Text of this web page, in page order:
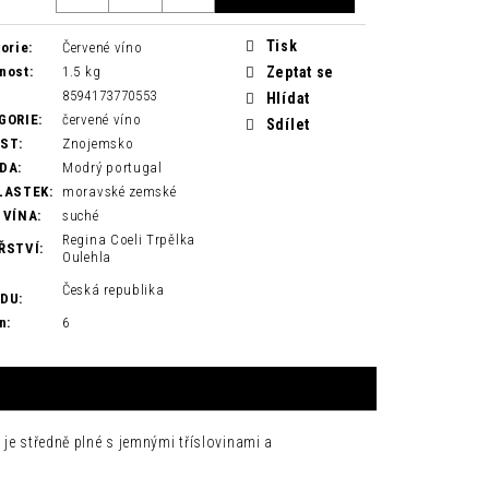
:
Červené víno
:
1.5 kg
8594173770553
:
červené víno
:
Znojemsko
:
Modrý portugal
:
moravské zemské
VÍNA:
suché
:
Regina Coeli Trpělka
Oulehla
:
Česká republika
: 6
Tisk
Zeptat se
Hlídat
Sdílet
středně plné s jemnými tříslovinami a